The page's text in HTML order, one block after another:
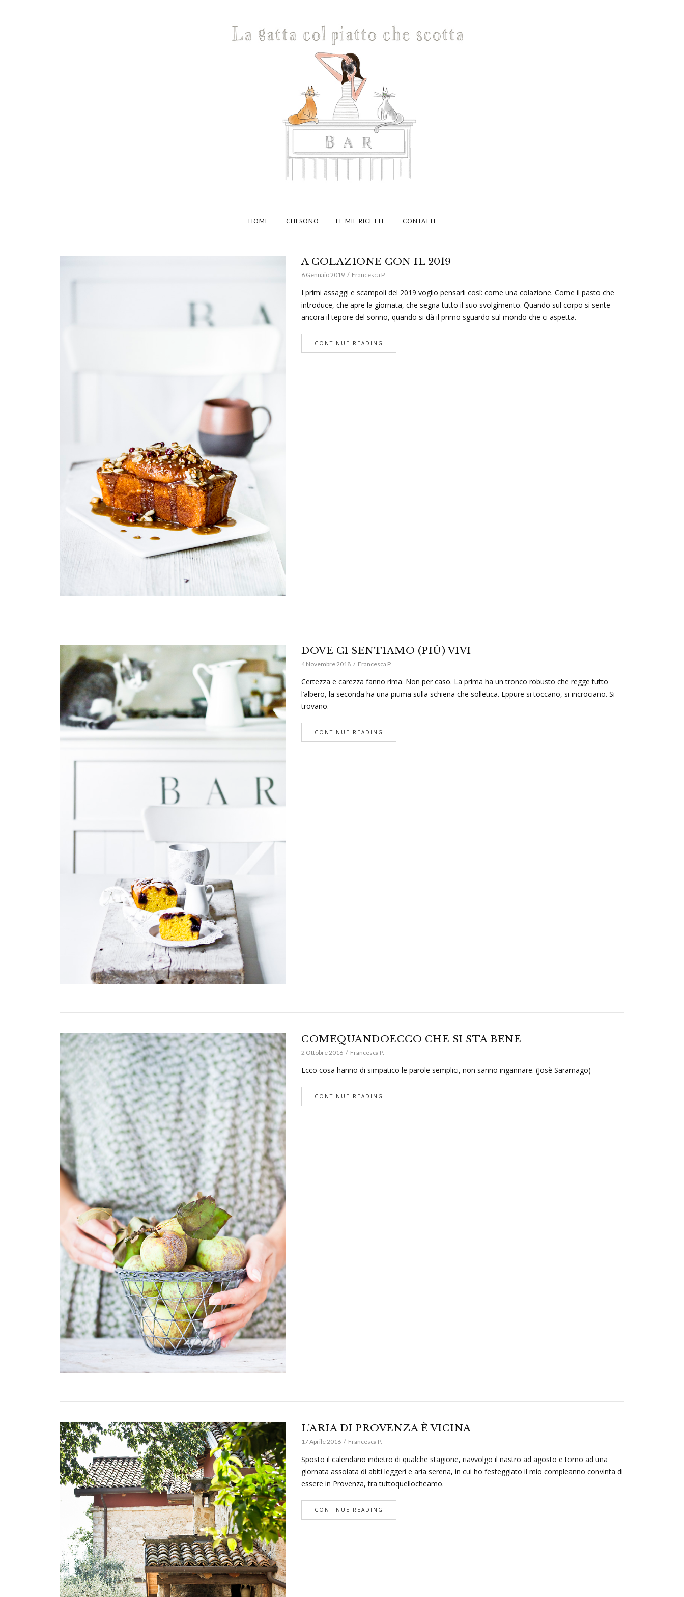
HOME CHI SONO LE MIE RICETTE CONTATTI
A COLAZIONE CON IL 2019
6 Gennaio 2019 Francesca P.
I primi assaggi e scampoli del 2019 voglio pensarli così: come una colazione. Come il pasto che
introduce, che apre la giornata, che segna tutto il suo svolgimento. Quando sul corpo si sente
ancora il tepore del sonno, quando si dà il primo sguardo sul mondo che ci aspetta.
CONTINUE READING
DOVE CI SENTIAMO (PIÙ) VIVI
4 Novembre 2018 Francesca P.
Certezza e carezza fanno rima. Non per caso. La prima ha un tronco robusto che regge tutto
l’albero, la seconda ha una piuma sulla schiena che solletica. Eppure si toccano, si incrociano. Si
trovano.
CONTINUE READING
COMEQUANDOECCO CHE SI STA BENE
2 Ottobre 2016 Francesca P.
Ecco cosa hanno di simpatico le parole semplici, non sanno ingannare. (Josè Saramago)
CONTINUE READING
L’ARIA DI PROVENZA È VICINA
17 Aprile 2016 Francesca P.
Sposto il calendario indietro di qualche stagione, riavvolgo il nastro ad agosto e torno ad una
giornata assolata di abiti leggeri e aria serena, in cui ho festeggiato il mio compleanno convinta di
essere in Provenza, tra tuttoquellocheamo.
CONTINUE READING